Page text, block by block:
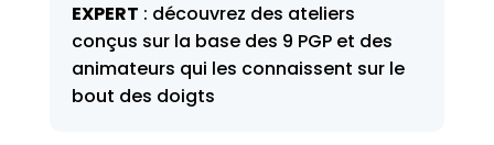
EXPERT : découvrez des ateliers
conçus sur la base des 9 PGP et des
animateurs qui les connaissent sur le
bout des doigts